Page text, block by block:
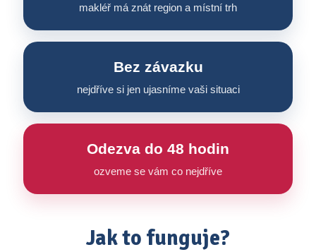
makléř má znát region a místní trh
Bez závazku
nejdříve si jen ujasníme vaši situaci
Odezva do 48 hodin
ozveme se vám co nejdříve
Jak to funguje?